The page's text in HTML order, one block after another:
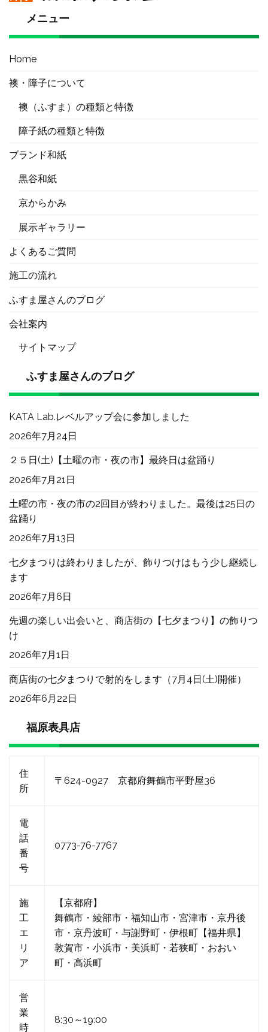
メニュー
Home
襖・障子について
襖（ふすま）の種類と特徴
障子紙の種類と特徴
ブランド和紙
黒谷和紙
京からかみ
展示ギャラリー
よくあるご質問
施工の流れ
ふすま屋さんのブログ
会社案内
サイトマップ
ふすま屋さんのブログ
KATA Lab.レベルアップ会に参加しました
2026年7月24日
２５日(土)【土曜の市・夜の市】最終日は盆踊り
2026年7月21日
土曜の市・夜の市の2回目が終わりました。最後は25日の
盆踊り
2026年7月13日
七夕まつりは終わりましたが、飾りつけはもう少し継続し
ます
2026年7月6日
先週の楽しい出会いと、商店街の【七夕まつり】の飾りつ
け
2026年7月1日
商店街の七夕まつりで射的をします（7月4日(土)開催）
2026年6月22日
福原表具店
住
所
〒624-0927 京都府舞鶴市平野屋36
電
話
番
号
0773-76-7767
施
工
エ
リ
ア
【京都府】
舞鶴市・綾部市・福知山市・宮津市・京丹後
市・京丹波町・与謝野町・伊根町【福井県】
敦賀市・小浜市・美浜町・若狭町・おおい
町・高浜町
営
業
時
8:30～19:00